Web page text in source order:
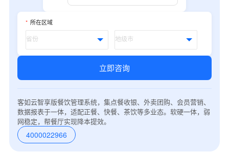
* 所在区域
立即咨询
客如云智享版餐饮管理系统，集点餐收银、外卖团购、会员营销、
数据报表于一体，适配正餐、快餐、茶饮等多业态。软硬一体，弱
网稳定，帮餐厅实现降本提效。
4000022966